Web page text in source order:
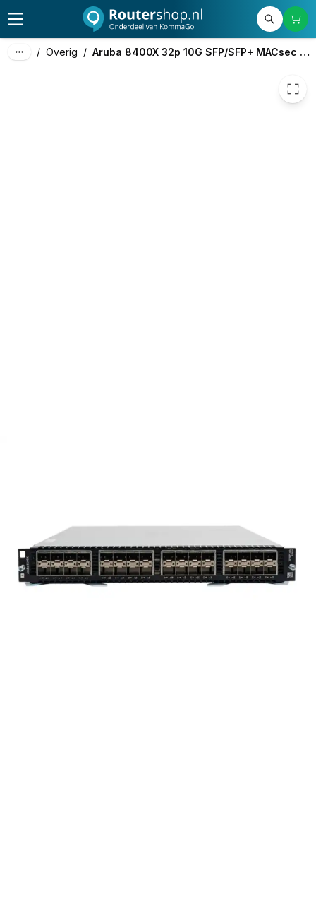
/ Overig / Aruba 8400X 32p 10G SFP/SFP+ MACsec Advanced Module